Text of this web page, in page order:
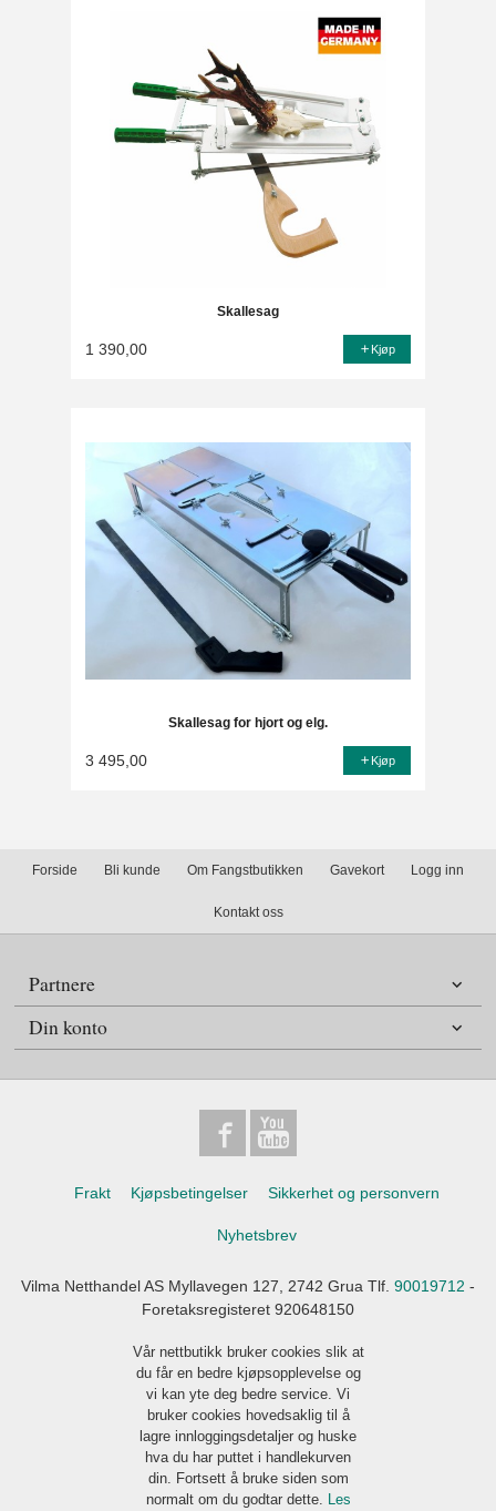
Skallesag
1 390,00 Kjøp
Skallesag for hjort og elg.
3 495,00 Kjøp
Forside Bli kunde Om Fangstbutikken Gavekort Logg inn
Kontakt oss
Partnere
Din konto
Frakt Kjøpsbetingelser Sikkerhet og personvern
Nyhetsbrev
Vilma Netthandel AS Myllavegen 127, 2742 Grua Tlf. 90019712 -
Foretaksregisteret 920648150
Vår nettbutikk bruker cookies slik at
du får en bedre kjøpsopplevelse og
vi kan yte deg bedre service. Vi
bruker cookies hovedsaklig til å
lagre innloggingsdetaljer og huske
hva du har puttet i handlekurven
din. Fortsett å bruke siden som
normalt om du godtar dette. Les